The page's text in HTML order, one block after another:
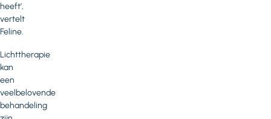
heeft’,
vertelt
Feline.
Lichttherapie
kan
een
veelbelovende
behandeling